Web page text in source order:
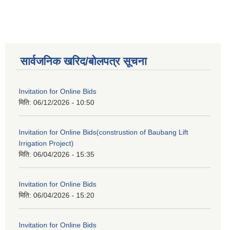
सार्वजनिक खरिद/बोलपत्र सूचना
Invitation for Online Bids
मिति: 06/12/2026 - 10:50
Invitation for Online Bids(construstion of Baubang Lift
Irrigation Project)
मिति: 06/04/2026 - 15:35
Invitation for Online Bids
मिति: 06/04/2026 - 15:20
Invitation for Online Bids